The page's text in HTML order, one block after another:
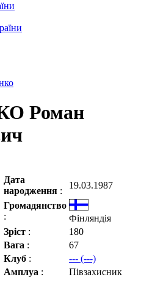
Роман
Дата
народження :
19.03.1987
Громадянство
:
Фінляндія
Зріст :
180
Вага :
67
Клуб :
--- (---)
Амплуа : Півзахисник